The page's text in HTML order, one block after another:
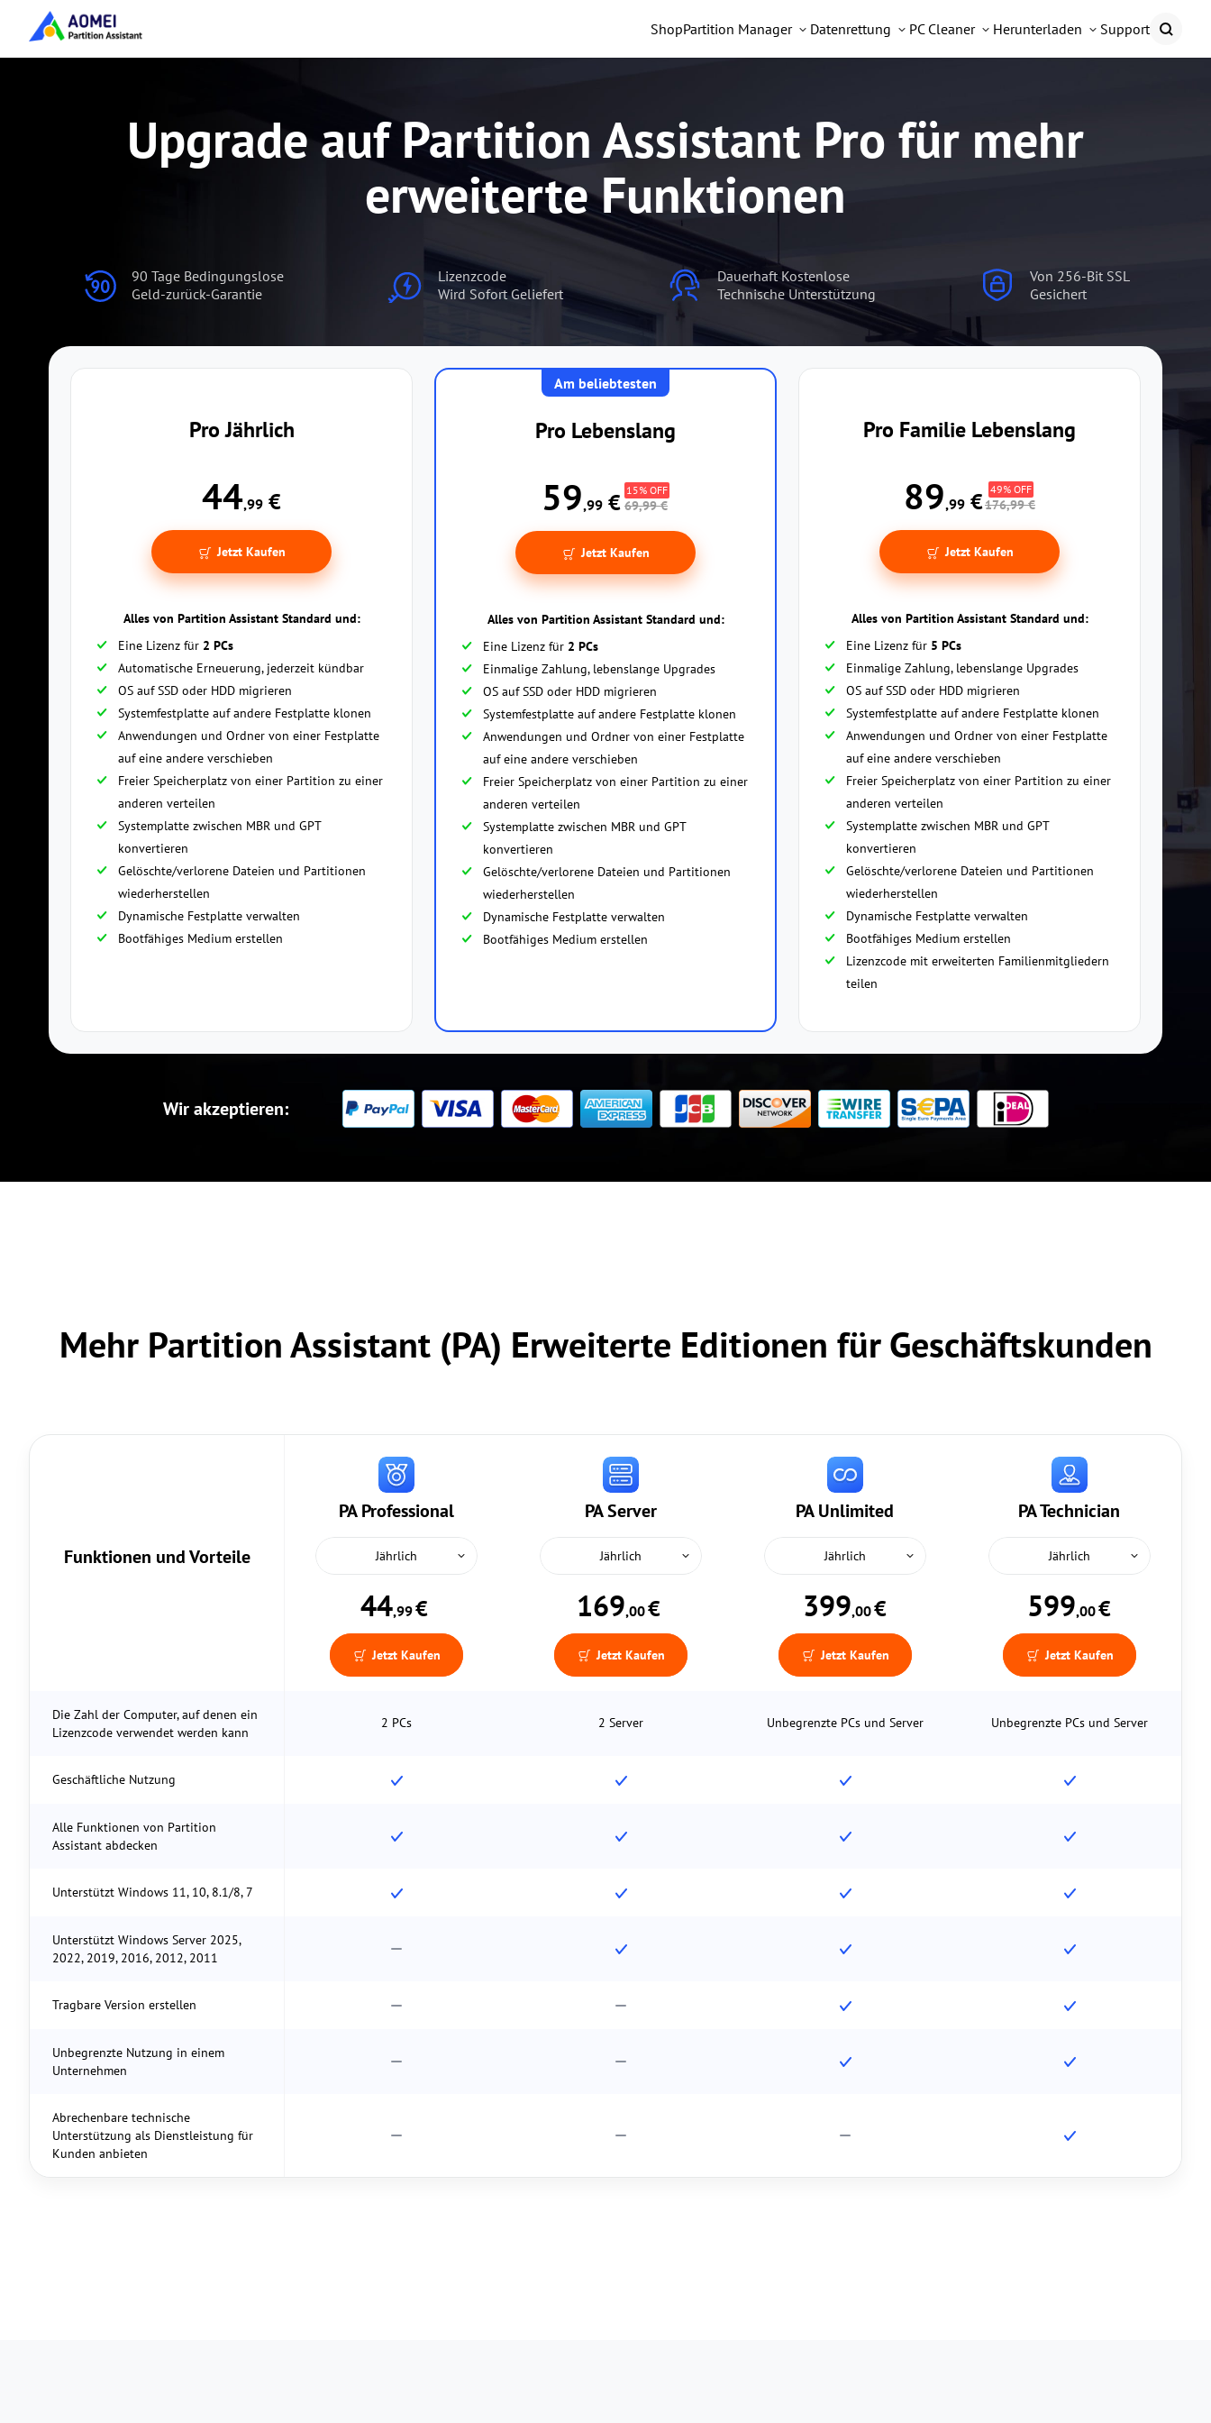
ShopPartition Manager Datenrettung PC Cleaner Herunterladen Support
Upgrade auf Partition Assistant Pro für mehr
erweiterte Funktionen
90 Tage Bedingungslose
Geld-zurück-Garantie
Lizenzcode
Wird Sofort Geliefert
Dauerhaft Kostenlose
Technische Unterstützung
Von 256-Bit SSL
Gesichert
Pro Jährlich
44,99 €
Jetzt Kaufen
Alles von Partition Assistant Standard und:
Eine Lizenz für 2 PCs
Automatische Erneuerung, jederzeit kündbar
OS auf SSD oder HDD migrieren
Systemfestplatte auf andere Festplatte klonen
Anwendungen und Ordner von einer Festplatte
auf eine andere verschieben
Freier Speicherplatz von einer Partition zu einer
anderen verteilen
Systemplatte zwischen MBR und GPT
konvertieren
Gelöschte/verlorene Dateien und Partitionen
wiederherstellen
Dynamische Festplatte verwalten
Bootfähiges Medium erstellen
Am beliebtesten
Pro Lebenslang
59,99 € 15% OFF
69,99 €
Jetzt Kaufen
Alles von Partition Assistant Standard und:
Eine Lizenz für 2 PCs
Einmalige Zahlung, lebenslange Upgrades
OS auf SSD oder HDD migrieren
Systemfestplatte auf andere Festplatte klonen
Anwendungen und Ordner von einer Festplatte
auf eine andere verschieben
Freier Speicherplatz von einer Partition zu einer
anderen verteilen
Systemplatte zwischen MBR und GPT
konvertieren
Gelöschte/verlorene Dateien und Partitionen
wiederherstellen
Dynamische Festplatte verwalten
Bootfähiges Medium erstellen
Pro Familie Lebenslang
89,99 € 49% OFF
176,99 €
Jetzt Kaufen
Alles von Partition Assistant Standard und:
Eine Lizenz für 5 PCs
Einmalige Zahlung, lebenslange Upgrades
OS auf SSD oder HDD migrieren
Systemfestplatte auf andere Festplatte klonen
Anwendungen und Ordner von einer Festplatte
auf eine andere verschieben
Freier Speicherplatz von einer Partition zu einer
anderen verteilen
Systemplatte zwischen MBR und GPT
konvertieren
Gelöschte/verlorene Dateien und Partitionen
wiederherstellen
Dynamische Festplatte verwalten
Bootfähiges Medium erstellen
Lizenzcode mit erweiterten Familienmitgliedern
teilen
Wir akzeptieren:
Mehr Partition Assistant (PA) Erweiterte Editionen für Geschäftskunden
Funktionen und Vorteile
PA Professional
Jährlich
44,99€
Jetzt Kaufen
PA Server
Jährlich
169,00€
Jetzt Kaufen
PA Unlimited
Jährlich
399,00€
Jetzt Kaufen
PA Technician
Jährlich
599,00€
Jetzt Kaufen
Die Zahl der Computer, auf denen ein
Lizenzcode verwendet werden kann
2 PCs 2 Server Unbegrenzte PCs und Server Unbegrenzte PCs und Server
Geschäftliche Nutzung
Alle Funktionen von Partition
Assistant abdecken
Unterstützt Windows 11, 10, 8.1/8, 7
Unterstützt Windows Server 2025,
2022, 2019, 2016, 2012, 2011
Tragbare Version erstellen
Unbegrenzte Nutzung in einem
Unternehmen
Abrechenbare technische
Unterstützung als Dienstleistung für
Kunden anbieten